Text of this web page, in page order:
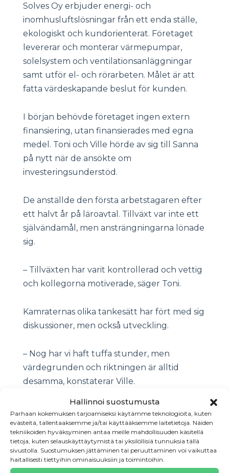
Hallinnoi suostumusta
Parhaan kokemuksen tarjoamiseksi käytämme teknologioita, kuten
evästeitä, tallentaaksemme ja/tai käyttääksemme laitetietoja. Näiden
tekniikoiden hyväksyminen antaa meille mahdollisuuden käsitellä
tietoja, kuten selauskäyttäytymistä tai yksilöllisiä tunnuksia tällä
sivustolla. Suostumuksen jättäminen tai peruuttaminen voi vaikuttaa
haitallisesti tiettyihin ominaisuuksiin ja toimintoihin.
Solves Oy erbjuder energi- och
inomhusluftslösningar från ett enda ställe,
ekologiskt och kundorienterat. Företaget
levererar och monterar värmepumpar,
solelsystem och ventilationsanläggningar
samt utför el- och rörarbeten. Målet är att
fatta värdeskapande beslut för kunden.
I början behövde företaget ingen extern
finansiering, utan finansierades med egna
medel. Toni och Ville hörde av sig till Sanna
på nytt när de ansökte om
investeringsunderstöd.
De anställde den första arbetstagaren efter
ett halvt år på läroavtal. Tillväxt var inte ett
självändamål, men ansträngningarna lönade
sig.
– Tillväxten har varit kontrollerad och vettig
och kollegorna motiverade, säger Toni.
Kamraternas olika tankesätt har fört med sig
diskussioner, men också utveckling.
– Nog har vi haft tuffa stunder, men
värdegrunden och riktningen är alltid
desamma, konstaterar Ville.
Seriöst, men med glimten i
ögat
Vardagen i Solves är praktisk. Arbetsdagarna
förlöper på fältet: först morgonkaffe i hallen